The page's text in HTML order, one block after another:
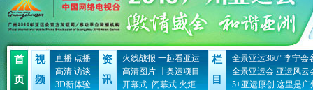
首
页
视
频
直播 点播
高清 访谈
3D新体验
资
讯
火线战报 一起看亚运
高清图片 非奥运项目
开幕式 闭幕式 火炬
栏
目
全景亚运360° 李宁会
全景亚运会 亚运风云
5+亚运原创 这里是广